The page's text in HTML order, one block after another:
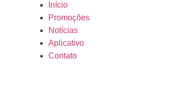
Início
Promoções
Notícias
Aplicativo
Contato